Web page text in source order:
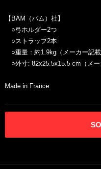
【BAM（バム）社】
○弓ホルダー2つ
○ストラップ2本
○重量：約1.9kg（メーカー記載
○外寸: 82x25.5x15.5 cm（メー
Made in France